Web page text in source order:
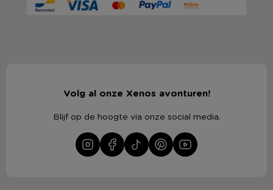
Volg al onze Xenos avonturen!
Blijf op de hoogte via onze social media.